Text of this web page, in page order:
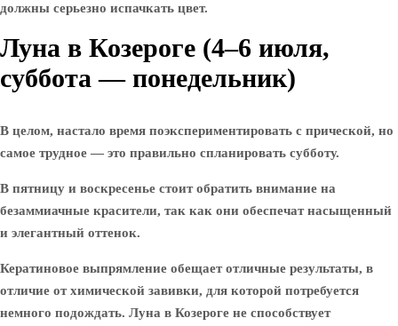
должны серьезно испачкать цвет.
Луна в Козероге (4–6 июля,
суббота — понедельник)
В целом, настало время поэкспериментировать с прической, но
самое трудное — это правильно спланировать субботу.
В пятницу и воскресенье стоит обратить внимание на
безаммиачные красители, так как они обеспечат насыщенный
и элегантный оттенок.
Кератиновое выпрямление обещает отличные результаты, в
отличие от химической завивки, для которой потребуется
немного подождать. Луна в Козероге не способствует